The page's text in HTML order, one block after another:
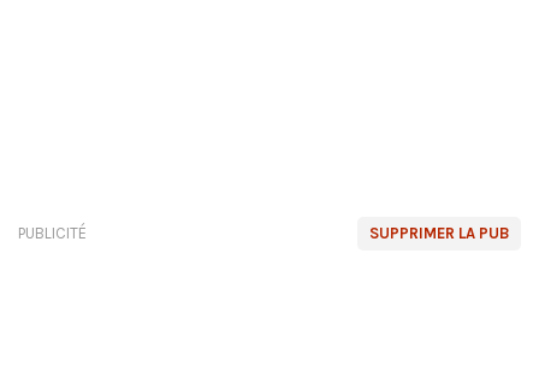
SUPPRIMER LA PUB
PUBLICITÉ